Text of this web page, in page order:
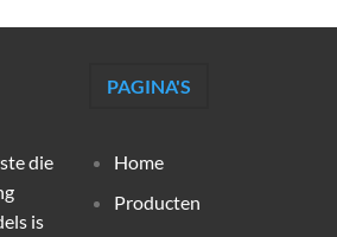
die
is
PAGINA'S
Home
Producten